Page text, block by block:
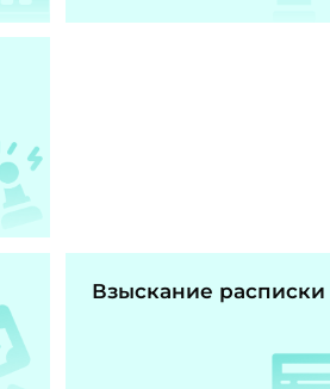
Взыскание расписки